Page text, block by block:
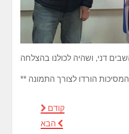
** המסיכות הורדו לצורך התמונה
קודם
הבא